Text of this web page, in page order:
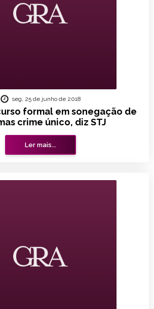
formal em sonegação de
crime único, diz STJ
seg, 25 de junho de 2018
Ler mais...